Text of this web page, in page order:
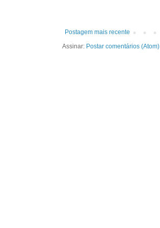
Postagem mais recente
Assinar: Postar comentários (Atom)